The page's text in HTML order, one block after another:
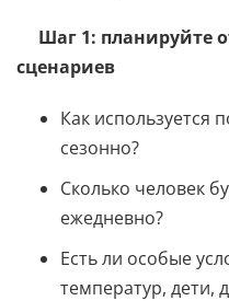
Шаг 1: планируйте
сценариев
Как
сезонно?
Сколько человек
ежедневно?
Есть ли особые
температур,